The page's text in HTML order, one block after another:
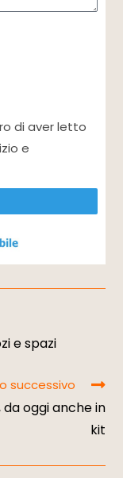
di aver letto
e
e spazi
successivo
oggi anche in
kit